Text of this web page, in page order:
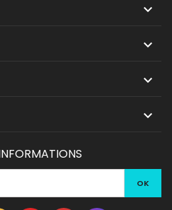



